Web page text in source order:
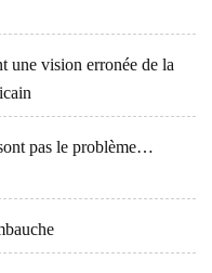
une vision erronée de la
pas le problème…